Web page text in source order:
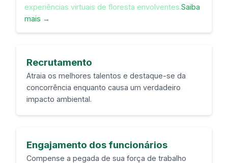
experiências virtuais de floresta envolventes.Saiba
mais →
Recrutamento
Atraia os melhores talentos e destaque-se da
concorrência enquanto causa um verdadeiro
impacto ambiental.
Engajamento dos funcionários
Compense a pegada de sua força de trabalho